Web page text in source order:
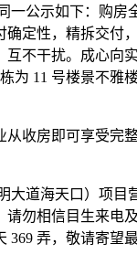
公示如下：购房
定性，精拆交
不干扰。成心向
11 号楼景不
房即可享受完
道海天口）项目
勿相信目生来电
弄，敬请寄望最